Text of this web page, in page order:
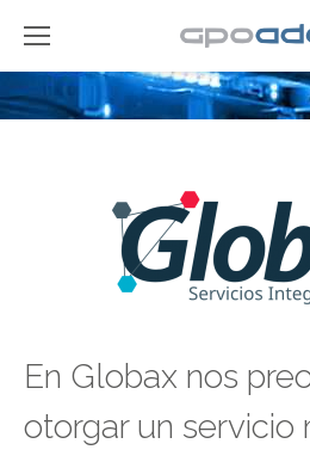
En Globax nos
otorgar un servicio